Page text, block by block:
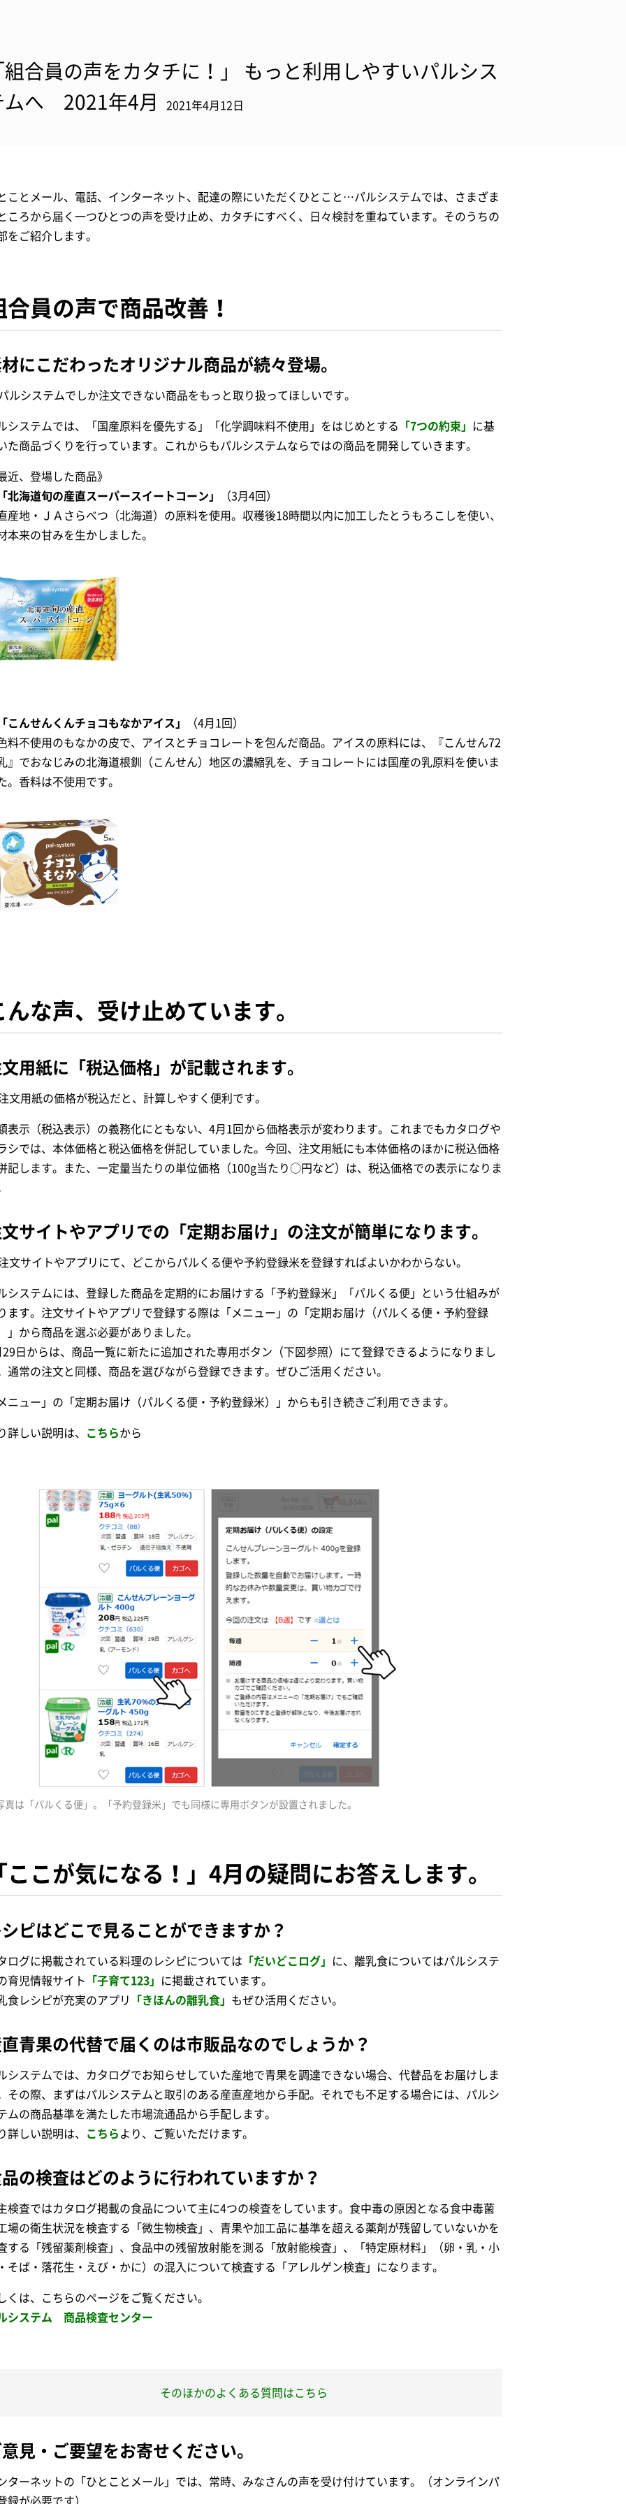
組合員の声をカタチに！」 もっと利用しやすいパルシス
ムへ 2021年4月
2021年4月12日
ことメール、電話、インターネット、配達の際にいただくひとこと…パルシステムでは、さまざま
ころから届く一つひとつの声を受け止め、カタチにすべく、日々検討を重ねています。そのうちの
をご紹介します。
合員の声で商品改善！
にこだわったオリジナル商品が続々登場。
ルシステムでしか注文できない商品をもっと取り扱ってほしいです。
システムでは、「国産原料を優先する」「化学調味料不使用」をはじめとする 「7つの約束」
に基
た商品づくりを行っています。これからもパルシステムならではの商品を開発していきます。
近、登場した商品》
北海道旬の産直スーパースイートコーン」
（3月4回）
産地・ＪＡさらべつ（北海道）の原料を使用。収穫後18時間以内に加工したとうもろこしを使い、
本来の甘みを生かしました。
こんせんくんチョコもなかアイス」
（4月1回）
料不使用のもなかの皮で、アイスとチョコレートを包んだ商品。アイスの原料には、『こんせん72
』でおなじみの北海道根釧（こんせん）地区の濃縮乳を、チョコレートには国産の乳原料を使いま
。香料は不使用です。
んな声、受け止めています。
用紙に「税込価格」が記載されます。
文用紙の価格が税込だと、計算しやすく便利です。
表示（税込表示）の義務化にともない、4月1回から価格表示が変わります。これまでもカタログや
シでは、本体価格と税込価格を併記していました。今回、注文用紙にも本体価格のほかに税込価格
記します。また、一定量当たりの単位価格（100g当たり○円など）は、税込価格での表示になりま
サイトやアプリでの「定期お届け」の注文が簡単になります。
文サイトやアプリにて、どこからパルくる便や予約登録米を登録すればよいかわからない。
システムには、登録した商品を定期的にお届けする「予約登録米」「パルくる便」という仕組みが
ます。注文サイトやアプリで登録する際は「メニュー」の「定期お届け（パルくる便・予約登録
」から商品を選ぶ必要がありました。
29日からは、商品一覧に新たに追加された専用ボタン（下図参照）にて登録できるようになりまし
通常の注文と同様、商品を選びながら登録できます。ぜひご活用ください。
ニュー」の「定期お届け（パルくる便・予約登録米）」からも引き続きご利用できます。
詳しい説明は、 こちらから
は「パルくる便」。「予約登録米」でも同様に専用ボタンが設置されました。
ここが気になる！」4月の疑問にお答えします。
ピはどこで見ることができますか？
ログに掲載されている料理のレシピについては 「だいどこログ」
に、離乳食についてはパルシステ
育児情報サイト
「子育て123」
に掲載されています。
食レシピが充実のアプリ
「きほんの離乳食」 もぜひ活用ください。
青果の代替で届くのは市販品なのでしょうか？
システムでは、カタログでお知らせしていた産地で青果を調達できない場合、代替品をお届けしま
その際、まずはパルシステムと取引のある産直産地から手配。それでも不足する場合には、パルシ
ムの商品基準を満たした市場流通品から手配します。
詳しい説明は、
こちら より、ご覧いただけます。
の検査はどのように行われていますか？
検査ではカタログ掲載の食品について主に4つの検査をしています。食中毒の原因となる食中毒菌
場の衛生状況を検査する「微生物検査」、青果や加工品に基準を超える薬剤が残留していないかを
する「残留薬剤検査」、食品中の残留放射能を測る「放射能検査」、「特定原材料」（卵・乳・小
そば・落花生・えび・かに）の混入について検査する「アレルゲン検査」になります。
くは、こちらのページをご覧ください。
システム 商品検査センター
そのほかのよくある質問はこちら
見・ご要望をお寄せください。
ターネットの「ひとことメール」では、常時、みなさんの声を受け付けています。（オンラインパ
録が必要です）